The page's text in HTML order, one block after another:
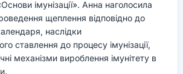
імунізації». Анна наголосила
щеплення відповідно до
наслідки
ставлення до процесу імунізації,
механізми вироблення імунітету в